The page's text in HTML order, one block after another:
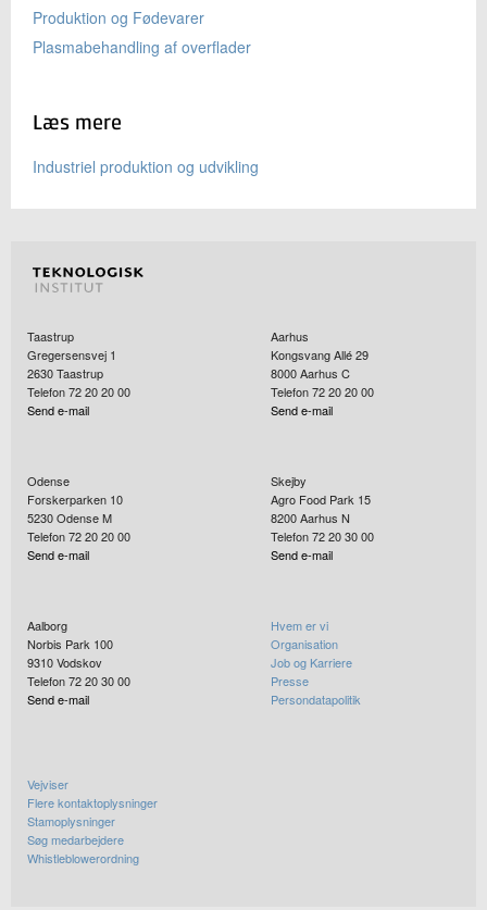
Produktion og Fødevarer
Plasmabehandling af overflader
Læs mere
Industriel produktion og udvikling
Taastrup
Gregersensvej 1
2630Taastrup
Telefon 72 20 20 00
Send e-mail
Aarhus
Kongsvang Allé 29
8000Aarhus C
Telefon 72 20 20 00
Send e-mail
Odense
Forskerparken 10
5230Odense M
Telefon 72 20 20 00
Send e-mail
Skejby
Agro Food Park 15
8200Aarhus N
Telefon 72 20 30 00
Send e-mail
Aalborg
Norbis Park 100
9310Vodskov
Telefon 72 20 30 00
Send e-mail
Hvem er vi
Organisation
Job og Karriere
Presse
Persondatapolitik
Vejviser
Flere kontaktoplysninger
Stamoplysninger
Søg medarbejdere
Whistleblowerordning